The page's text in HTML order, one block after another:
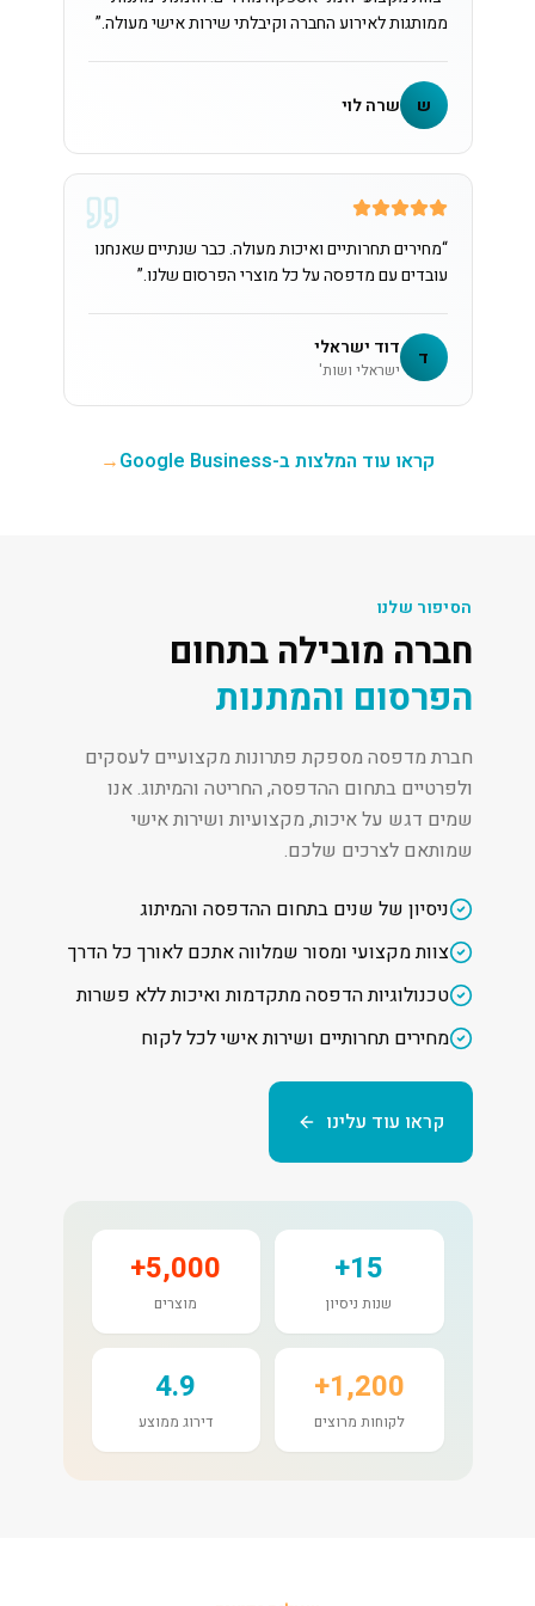
ממותגות לאירוע החברה וקיבלתי שירות אישי מעולה.”
ש שרה לוי
“מחירים תחרותיים ואיכות מעולה. כבר שנתיים שאנחנו
עובדים עם מדפסה על כל מוצרי הפרסום שלנו.”
ד דוד ישראלי
ישראלי ושות'
קראו עוד המלצות ב-Google Business →
הסיפור שלנו
חברה מובילה בתחום
הפרסום והמתנות
חברת מדפסה מספקת פתרונות מקצועיים לעסקים
ולפרטיים בתחום ההדפסה, החריטה והמיתוג. אנו
שמים דגש על איכות, מקצועיות ושירות אישי
שמותאם לצרכים שלכם.
ניסיון של שנים בתחום ההדפסה והמיתוג
צוות מקצועי ומסור שמלווה אתכם לאורך כל הדרך
טכנולוגיות הדפסה מתקדמות ואיכות ללא פשרות
מחירים תחרותיים ושירות אישי לכל לקוח
קראו עוד עלינו
15+
שנות ניסיון
5,000+
מוצרים
1,200+
לקוחות מרוצים
4.9
דירוג ממוצע